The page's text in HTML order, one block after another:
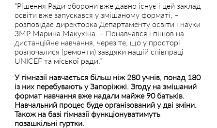
“Рішення Ради оборони вже давно існує і цей заклад
освіти вже запускався у змішаному форматі, –
розповідає директорка Департаменту освіти і науки
ЗМР Марина Макухіна. – Понавчався і пішов на
дистанційне навчання, через те, що у просторі
розпочалися (ремонти) завдяки нашій співпраці
UNICEF та міської ради.”
У гімназії навчається більш ніж 280 учнів, понад 180
із них перебувають у Запоріжжі. Згоду на змішаний
формат навчання вже надали майже 90 батьків.
Навчальний процес буде організований у дві зміни.
Також на базі гімназії функціонуватимуть
позашкільні гуртки.